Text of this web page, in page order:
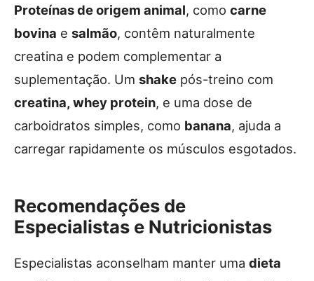
Proteínas de origem animal, como carne
bovina e salmão, contêm naturalmente
creatina e podem complementar a
suplementação. Um shake pós-treino com
creatina, whey protein, e uma dose de
carboidratos simples, como banana, ajuda a
carregar rapidamente os músculos esgotados.
Recomendações de
Especialistas e Nutricionistas
Especialistas aconselham manter uma dieta